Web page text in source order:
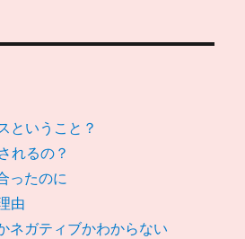
ということ？
れるの？
ったのに
由
ネガティブかわからない